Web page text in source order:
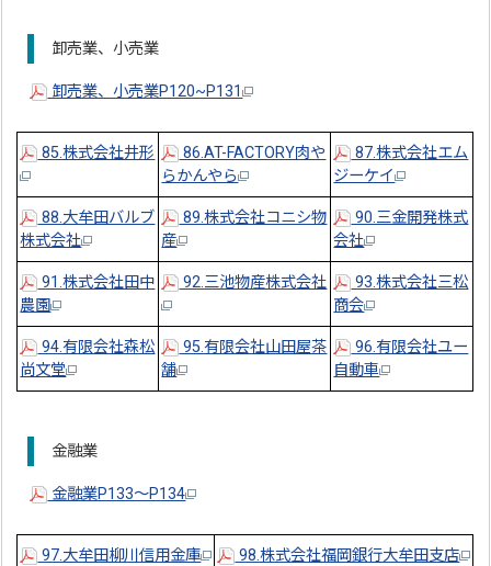
卸売業、小売業
卸売業、小売業P120~P131
85.株式会社井形
86.AT-FACTORY肉や
らかんやら
87.株式会社エム
ジーケイ
88.大牟田バルブ
株式会社
89.株式会社コニシ物
産
90.三金開発株式
会社
91.株式会社田中
農園
92.三池物産株式会社
93.株式会社三松
商会
94.有限会社森松
尚文堂
95.有限会社山田屋茶
舗
96.有限会社ユー
自動車
金融業
金融業P133～P134
97.大牟田柳川信用金庫 98.株式会社福岡銀行大牟田支店